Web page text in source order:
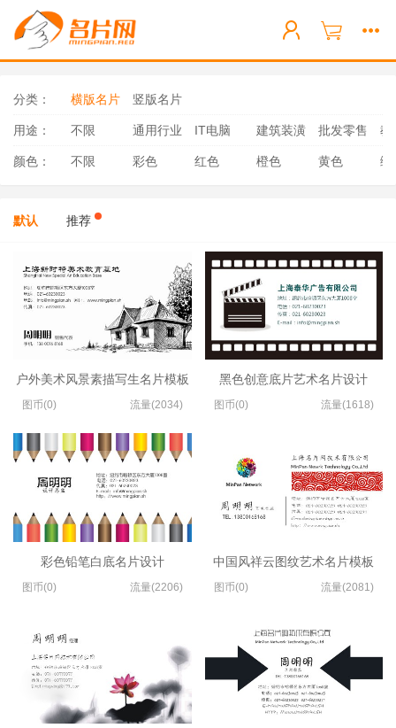
分类： 横版名片 竖版名片
用途： 不限 通用行业 IT电脑 建筑装潢 批发零售 教
颜色： 不限 彩色 红色 橙色 黄色 绿
默认 推荐
户外美术风景素描写生名片模板
图币(0) 流量(2034)
彩色铅笔白底名片设计
图币(0) 流量(2206)
黑色创意底片艺术名片设计
图币(0) 流量(1618)
中国风祥云图纹艺术名片模板
图币(0) 流量(2081)